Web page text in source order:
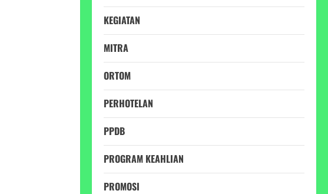
KEGIATAN
MITRA
ORTOM
PERHOTELAN
PPDB
PROGRAM KEAHLIAN
PROMOSI